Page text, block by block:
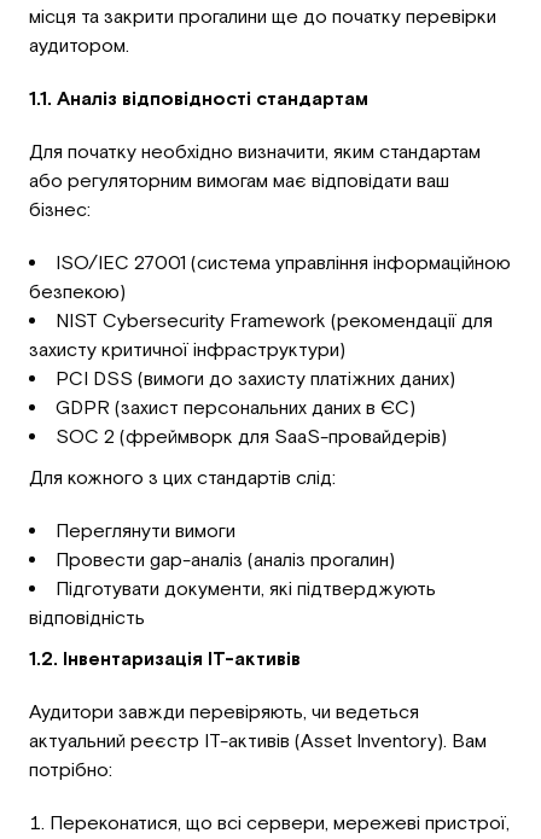
місця та закрити прогалини ще до початку перевірки
аудитором.
1.1. Аналіз відповідності стандартам
Для початку необхідно визначити, яким стандартам
або регуляторним вимогам має відповідати ваш
бізнес:
ISO/IEC 27001 (система управління інформаційною
безпекою)
NIST Cybersecurity Framework (рекомендації для
захисту критичної інфраструктури)
PCI DSS (вимоги до захисту платіжних даних)
GDPR (захист персональних даних в ЄС)
SOC 2 (фреймворк для SaaS-провайдерів)
Для кожного з цих стандартів слід:
Переглянути вимоги
Провести gap-аналіз (аналіз прогалин)
Підготувати документи, які підтверджують
відповідність
1.2. Інвентаризація IT-активів
Аудитори завжди перевіряють, чи ведеться
актуальний реєстр ІТ-активів (Asset Inventory). Вам
потрібно:
Переконатися, що всі сервери, мережеві пристрої,